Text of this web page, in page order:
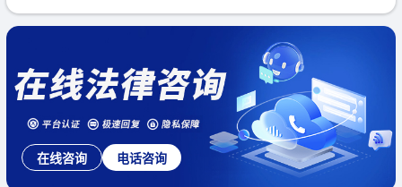
师】 王梨华 浙江杭知桥律师事务所 【案
民再2
在线咨询 电话咨询